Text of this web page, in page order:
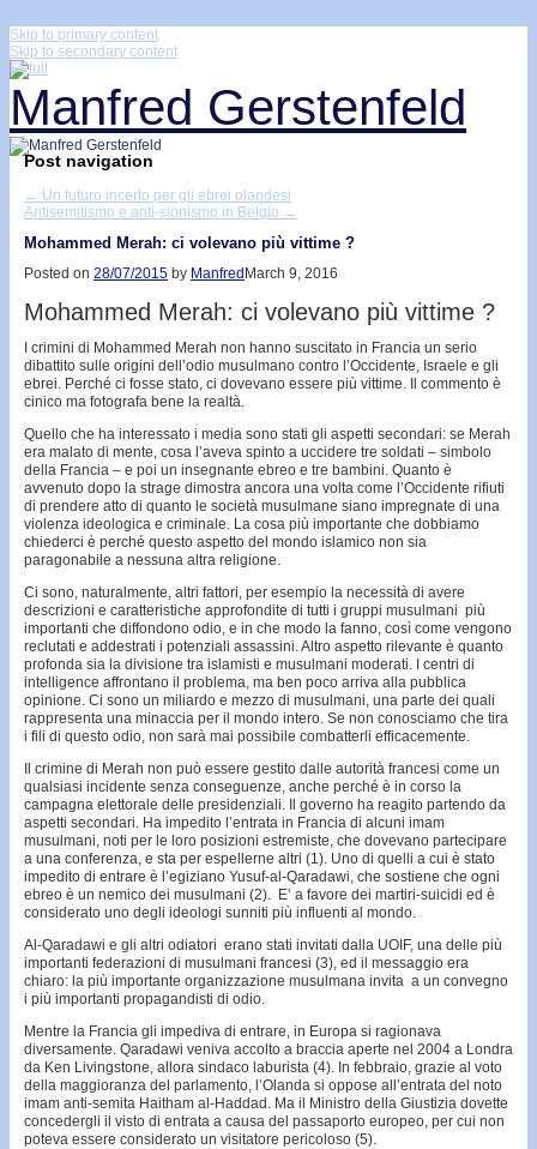
Skip to primary content
Skip to secondary content
Manfred Gerstenfeld
Post navigation
← Un futuro incerto per gli ebrei olandesi
Antisemitismo e anti-sionismo in Belgio →
Mohammed Merah: ci volevano più vittime ?
Posted on 28/07/2015 by Manfred March 9, 2016
Mohammed Merah: ci volevano più vittime ?
I crimini di Mohammed Merah non hanno suscitato in Francia un serio
dibattito sulle origini dell’odio musulmano contro l’Occidente, Israele e gli
ebrei. Perché ci fosse stato, ci dovevano essere più vittime. Il commento è
cinico ma fotografa bene la realtà.
Quello che ha interessato i media sono stati gli aspetti secondari: se Merah
era malato di mente, cosa l’aveva spinto a uccidere tre soldati – simbolo
della Francia – e poi un insegnante ebreo e tre bambini. Quanto è
avvenuto dopo la strage dimostra ancora una volta come l’Occidente rifiuti
di prendere atto di quanto le società musulmane siano impregnate di una
violenza ideologica e criminale. La cosa più importante che dobbiamo
chiederci è perché questo aspetto del mondo islamico non sia
paragonabile a nessuna altra religione.
Ci sono, naturalmente, altri fattori, per esempio la necessità di avere
descrizioni e caratteristiche approfondite di tutti i gruppi musulmani più
importanti che diffondono odio, e in che modo la fanno, così come vengono
reclutati e addestrati i potenziali assassini. Altro aspetto rilevante è quanto
profonda sia la divisione tra islamisti e musulmani moderati. I centri di
intelligence affrontano il problema, ma ben poco arriva alla pubblica
opinione. Ci sono un miliardo e mezzo di musulmani, una parte dei quali
rappresenta una minaccia per il mondo intero. Se non conosciamo che tira
i fili di questo odio, non sarà mai possibile combatterli efficacemente.
Il crimine di Merah non può essere gestito dalle autorità francesi come un
qualsiasi incidente senza conseguenze, anche perché è in corso la
campagna elettorale delle presidenziali. Il governo ha reagito partendo da
aspetti secondari. Ha impedito l’entrata in Francia di alcuni imam
musulmani, noti per le loro posizioni estremiste, che dovevano partecipare
a una conferenza, e sta per espellerne altri (1). Uno di quelli a cui è stato
impedito di entrare è l’egiziano Yusuf-al-Qaradawi, che sostiene che ogni
ebreo è un nemico dei musulmani (2). E’ a favore dei martiri-suicidi ed è
considerato uno degli ideologi sunniti più influenti al mondo.
Al-Qaradawi e gli altri odiatori erano stati invitati dalla UOIF, una delle più
importanti federazioni di musulmani francesi (3), ed il messaggio era
chiaro: la più importante organizzazione musulmana invita a un convegno
i più importanti propagandisti di odio.
Mentre la Francia gli impediva di entrare, in Europa si ragionava
diversamente. Qaradawi veniva accolto a braccia aperte nel 2004 a Londra
da Ken Livingstone, allora sindaco laburista (4). In febbraio, grazie al voto
della maggioranza del parlamento, l’Olanda si oppose all’entrata del noto
imam anti-semita Haitham al-Haddad. Ma il Ministro della Giustizia dovette
concedergli il visto di entrata a causa del passaporto europeo, per cui non
poteva essere considerato un visitatore pericoloso (5).